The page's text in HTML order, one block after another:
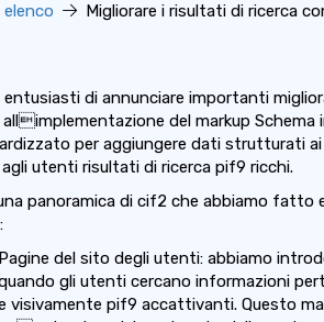
Migliorare i risultati di ricerca
entusiasti di annunciare importanti
allimplementazione del markup Schema
per aggiungere dati strutturati
utenti risultati di ricerca pif9 ricchi.
panoramica di cif2 che abbiamo fatto
Pagine del sito degli utenti: abbiamo
gli utenti cercano informazioni
visivamente pif9 accattivanti. Questo